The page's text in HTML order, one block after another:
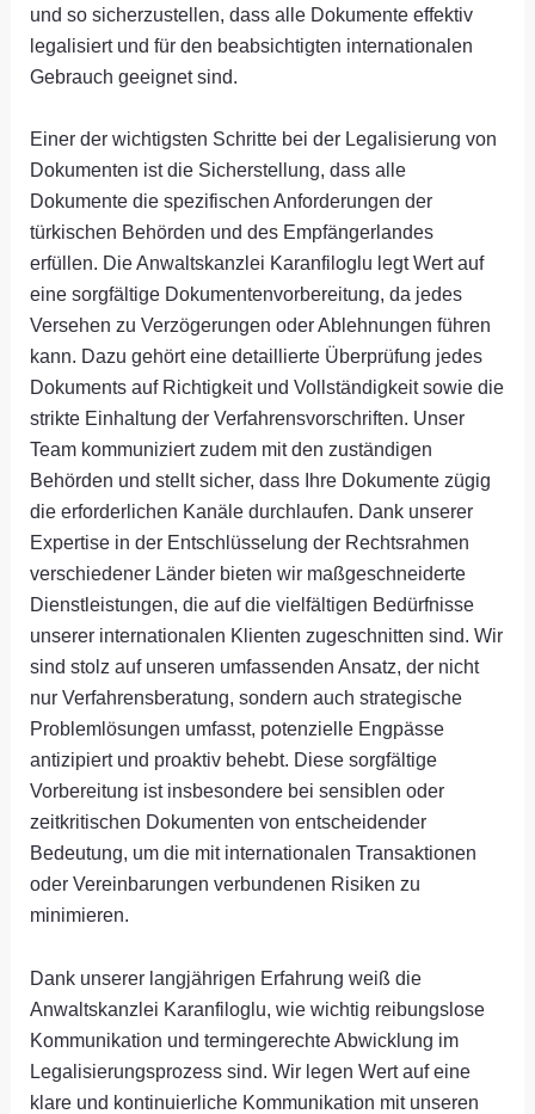
und so sicherzustellen, dass alle Dokumente effektiv
legalisiert und für den beabsichtigten internationalen
Gebrauch geeignet sind.
Einer der wichtigsten Schritte bei der Legalisierung von
Dokumenten ist die Sicherstellung, dass alle
Dokumente die spezifischen Anforderungen der
türkischen Behörden und des Empfängerlandes
erfüllen. Die Anwaltskanzlei Karanfiloglu legt Wert auf
eine sorgfältige Dokumentenvorbereitung, da jedes
Versehen zu Verzögerungen oder Ablehnungen führen
kann. Dazu gehört eine detaillierte Überprüfung jedes
Dokuments auf Richtigkeit und Vollständigkeit sowie die
strikte Einhaltung der Verfahrensvorschriften. Unser
Team kommuniziert zudem mit den zuständigen
Behörden und stellt sicher, dass Ihre Dokumente zügig
die erforderlichen Kanäle durchlaufen. Dank unserer
Expertise in der Entschlüsselung der Rechtsrahmen
verschiedener Länder bieten wir maßgeschneiderte
Dienstleistungen, die auf die vielfältigen Bedürfnisse
unserer internationalen Klienten zugeschnitten sind. Wir
sind stolz auf unseren umfassenden Ansatz, der nicht
nur Verfahrensberatung, sondern auch strategische
Problemlösungen umfasst, potenzielle Engpässe
antizipiert und proaktiv behebt. Diese sorgfältige
Vorbereitung ist insbesondere bei sensiblen oder
zeitkritischen Dokumenten von entscheidender
Bedeutung, um die mit internationalen Transaktionen
oder Vereinbarungen verbundenen Risiken zu
minimieren.
Dank unserer langjährigen Erfahrung weiß die
Anwaltskanzlei Karanfiloglu, wie wichtig reibungslose
Kommunikation und termingerechte Abwicklung im
Legalisierungsprozess sind. Wir legen Wert auf eine
klare und kontinuierliche Kommunikation mit unseren